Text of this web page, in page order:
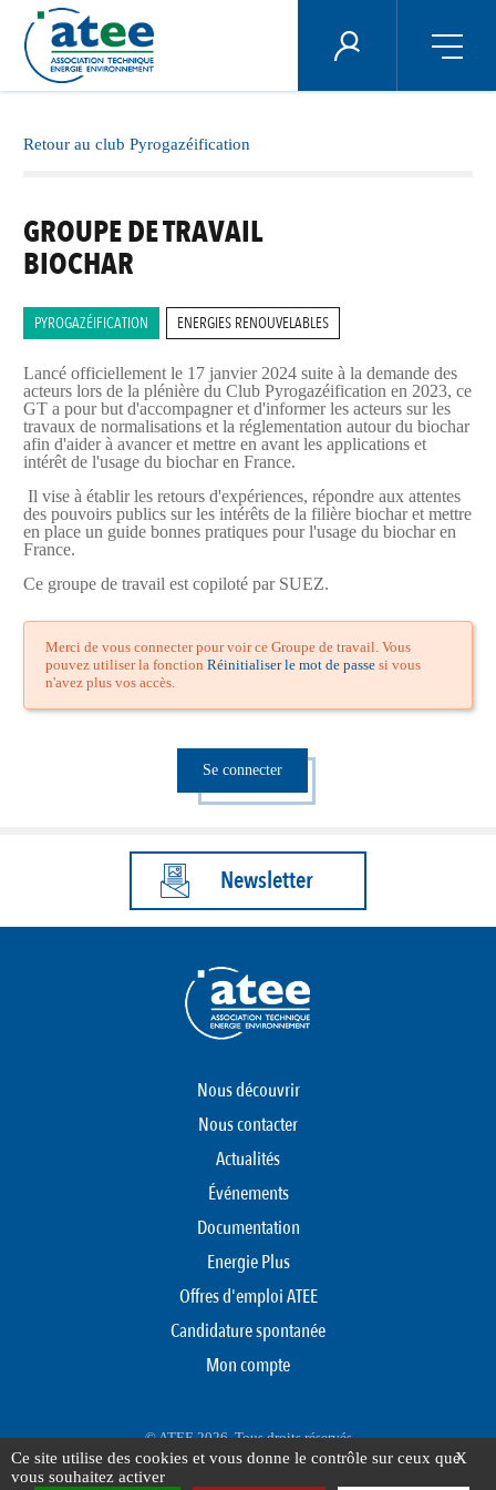
contenu
ÉNERGIE PLUS
Retour au club Pyrogazéification
GROUPE DE TRAVAIL
BIOCHAR
PYROGAZÉIFICATION ENERGIES RENOUVELABLES
Lancé officiellement le 17 janvier 2024 suite à la demande des
acteurs lors de la plénière du Club Pyrogazéification en 2023, ce
GT a pour but d'accompagner et d'informer les acteurs sur les
travaux de normalisations et la réglementation autour du biochar
afin d'aider à avancer et mettre en avant les applications et
intérêt de l'usage du biochar en France.
Il vise à établir les retours d'expériences, répondre aux attentes
des pouvoirs publics sur les intérêts de la filière biochar et mettre
en place un guide bonnes pratiques pour l'usage du biochar en
France.
Ce groupe de travail est copiloté par SUEZ.
Merci de vous connecter pour voir ce Groupe de travail. Vous
pouvez utiliser la fonctionRéinitialiser le mot de passe si vous
n'avez plus vos accès.
Se connecter
Newsletter
Nous découvrir
Nous contacter
Actualités
Événements
Documentation
Energie Plus
Offres d'emploi ATEE
Candidature spontanée
Mon compte
© ATEE 2026. Tous droits réservés
Protection des données personnelles
Plan du site
Panneau de gestion des cookies
X
Ce site utilise des cookies et vous donne le contrôle sur ceux que
vous souhaitez activer